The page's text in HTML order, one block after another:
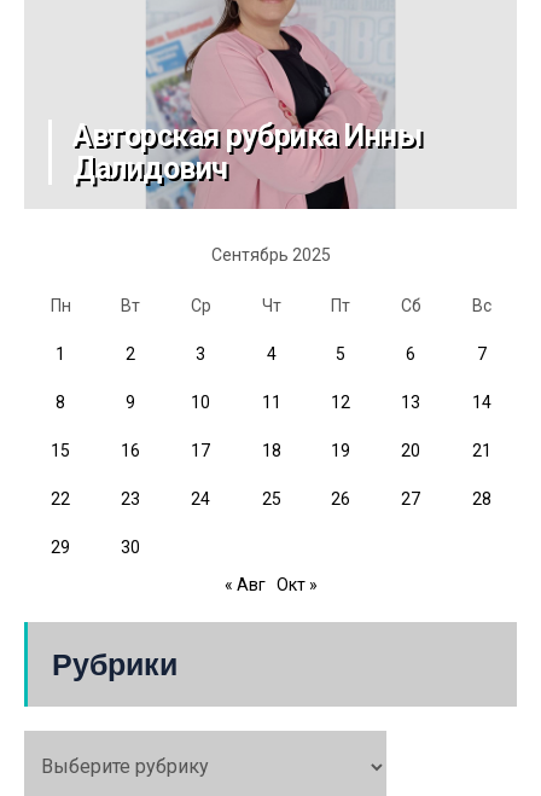
Авторская рубрика Инны
Далидович
Сентябрь 2025
Пн Вт Ср Чт Пт Сб Вс
1 2 3 4 5 6 7
8 9 10 11 12 13 14
15 16 17 18 19 20 21
22 23 24 25 26 27 28
29
30
« Авг Окт »
Рубрики